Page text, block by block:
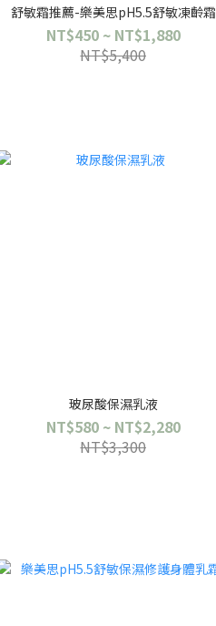
舒敏霜推薦-樂美思pH5.5舒敏凍齡霜
NT$450 ~ NT$1,880
NT$5,400
玻尿酸保濕乳液
NT$580 ~ NT$2,280
NT$3,300